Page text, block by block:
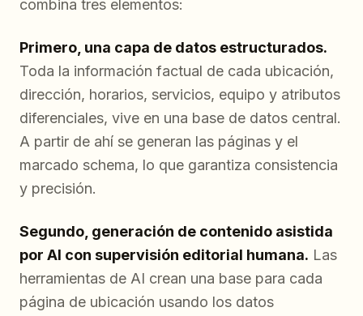
combina tres elementos:
Primero, una capa de datos estructurados.
Toda la información factual de cada ubicación,
dirección, horarios, servicios, equipo y atributos
diferenciales, vive en una base de datos central.
A partir de ahí se generan las páginas y el
marcado schema, lo que garantiza consistencia
y precisión.
Segundo, generación de contenido asistida
por AI con supervisión editorial humana. Las
herramientas de AI crean una base para cada
página de ubicación usando los datos